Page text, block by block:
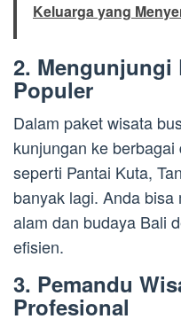
Keluarga yang
2. Mengunjungi
Populer
Dalam paket wisata
kunjungan ke
seperti Pantai Kuta,
banyak lagi. Anda
alam dan budaya Bali
efisien.
3. Pemandu
Profesional